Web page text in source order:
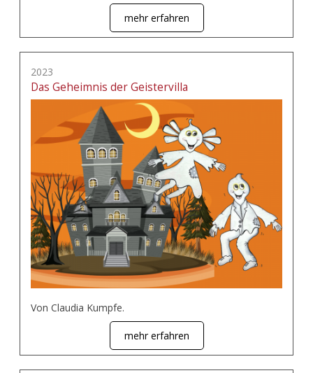
mehr erfahren
2023
Das Geheimnis der Geistervilla
Von Claudia Kumpfe.
mehr erfahren